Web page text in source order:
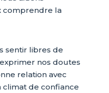
comprendre la
sentir libres de
nos doutes
relation avec
climat de confiance